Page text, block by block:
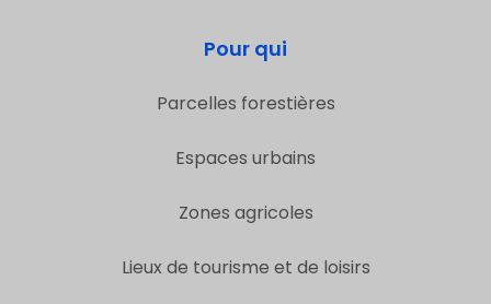
Pour qui
Parcelles forestières
Espaces urbains
Zones agricoles
Lieux de tourisme et de loisirs